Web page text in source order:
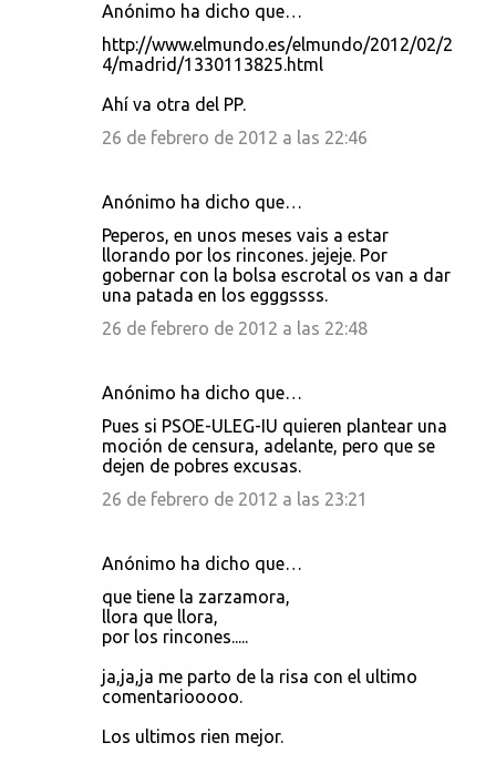
Anónimo ha dicho que…
http://www.elmundo.es/elmundo/2012/02/2
4/madrid/1330113825.html
Ahí va otra del PP.
26 de febrero de 2012 a las 22:46
Anónimo ha dicho que…
Peperos, en unos meses vais a estar
llorando por los rincones. jejeje. Por
gobernar con la bolsa escrotal os van a dar
una patada en los egggssss.
26 de febrero de 2012 a las 22:48
Anónimo ha dicho que…
Pues si PSOE-ULEG-IU quieren plantear una
moción de censura, adelante, pero que se
dejen de pobres excusas.
26 de febrero de 2012 a las 23:21
Anónimo ha dicho que…
que tiene la zarzamora,
llora que llora,
por los rincones.....
ja,ja,ja me parto de la risa con el ultimo
comentariooooo.
Los ultimos rien mejor.